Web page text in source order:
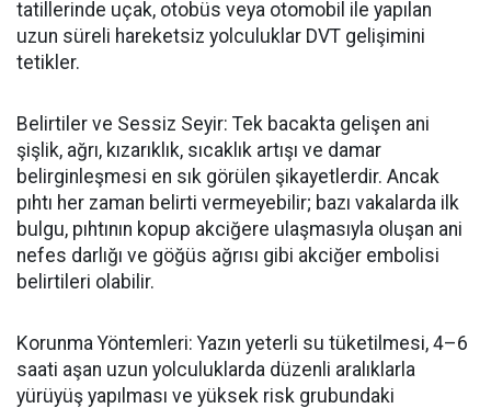
tatillerinde uçak, otobüs veya otomobil ile yapılan
uzun süreli hareketsiz yolculuklar DVT gelişimini
tetikler.
Belirtiler ve Sessiz Seyir: Tek bacakta gelişen ani
şişlik, ağrı, kızarıklık, sıcaklık artışı ve damar
belirginleşmesi en sık görülen şikayetlerdir. Ancak
pıhtı her zaman belirti vermeyebilir; bazı vakalarda ilk
bulgu, pıhtının kopup akciğere ulaşmasıyla oluşan ani
nefes darlığı ve göğüs ağrısı gibi akciğer embolisi
belirtileri olabilir.
Korunma Yöntemleri: Yazın yeterli su tüketilmesi, 4–6
saati aşan uzun yolculuklarda düzenli aralıklarla
yürüyüş yapılması ve yüksek risk grubundaki